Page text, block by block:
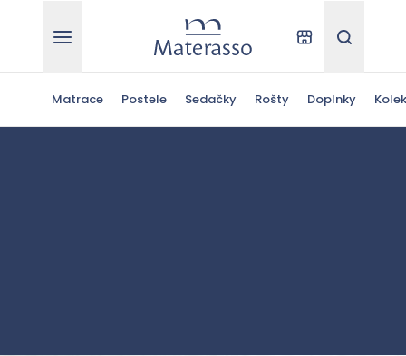
Materasso Kde kúpiťHľadať
Matrace Postele Sedačky Rošty Doplnky